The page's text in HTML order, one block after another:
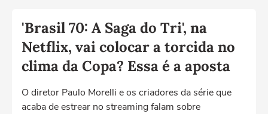
'Brasil 70: A Saga do Tri', na
Netflix, vai colocar a torcida no
clima da Copa? Essa é a aposta
O diretor Paulo Morelli e os criadores da série que
acaba de estrear no streaming falam sobre